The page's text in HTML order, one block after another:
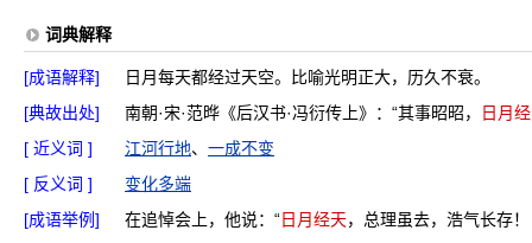
词典解释
[成语解释]
日月每天都经过天空。比喻光明正大，历久不衰。
[典故出处]
南朝·宋·范晔《后汉书·冯衍传上》：“其事昭昭，
日月
[ 近义词 ]
江河行地、 一成不变
[ 反义词 ]
变化多端
[成语举例]
在追悼会上，他说：“日月经天，总理虽去，浩气长存！